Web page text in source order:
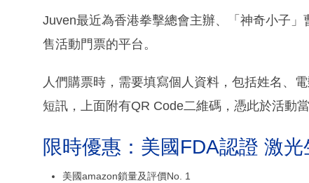
Juven最近為香港拳擊總會主辦、「神奇小子
售活動門票的平台。
人們購票時，需要填寫個人資料，包括姓名、
短訊，上面附有QR Code二維碼，憑此於活動當
限時優惠：美國FDA認證 激光
美國amazon鎖量及評價No. 1